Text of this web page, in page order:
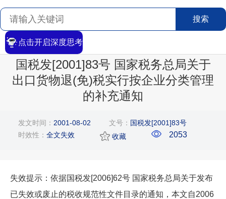
搜索
点击开启深度思考
首页 > 搜索 > 文章详情
国税发[2001]83号 国家税务总局关于
出口货物退(免)税实行按企业分类管理
的补充通知
发文时间： 2001-08-02 文号： 国税发[2001]83号
时效性： 全文失效 收藏 2053
失效提示：依据国税发[2006]62号 国家税务总局关于发布
已失效或废止的税收规范性文件目录的通知，本文自2006